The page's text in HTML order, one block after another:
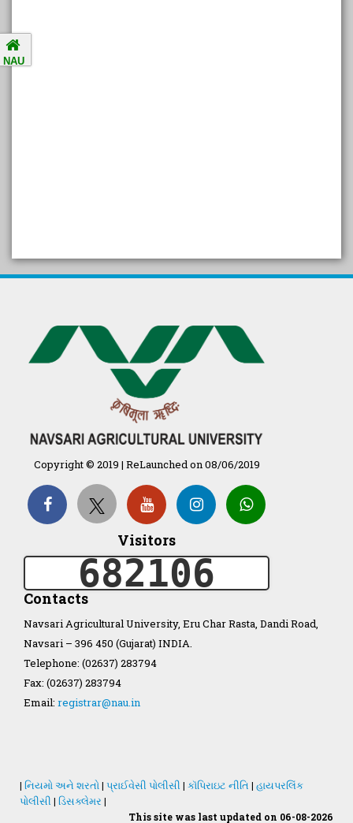
in Gujarati
દેશી ગાય આધારિત પ્રાકૃતિક ખેતી
गुणवत्ता युक्त कृषि-शिक्षा एक पहल" - भारतीय
कृषि अनुसंधान परिषद की 25वीं अखिल
भारतीय कृषि प्रवेश परीक्षा 2020
Organization Structure
ખેડુત માર્ગદર્શિકા
Accreditation Certificate
GAU Act 2004
Statastics
Copyright © 2019 | ReLaunched on 08/06/2019
Visitors
682106
Contacts
Navsari Agricultural University, Eru Char Rasta, Dandi Road,
Navsari – 396 450 (Gujarat) INDIA.
Telephone: (02637) 283794
Fax: (02637) 283794
Email: registrar@nau.in
| નિયમો અને શરતો| પ્રાઈવેસી પોલીસી | કૉપિરાઇટ નીતિ | હાયપરલિંક
પોલીસી | ડિસક્લેમર |
This site was last updated on 06-08-2026
NAU